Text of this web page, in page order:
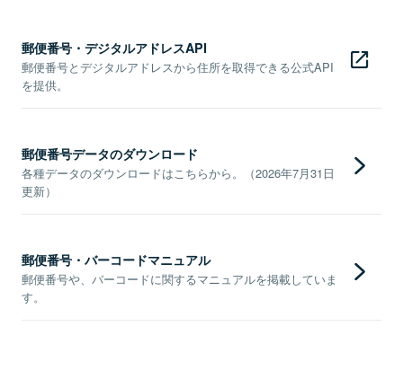
郵便番号・デジタルアドレスAPI
郵便番号とデジタルアドレスから住所を取得できる公式API
を提供。
郵便番号データのダウンロード
各種データのダウンロードはこちらから。（2026年7月31日
更新）
郵便番号・バーコードマニュアル
郵便番号や、バーコードに関するマニュアルを掲載していま
す。